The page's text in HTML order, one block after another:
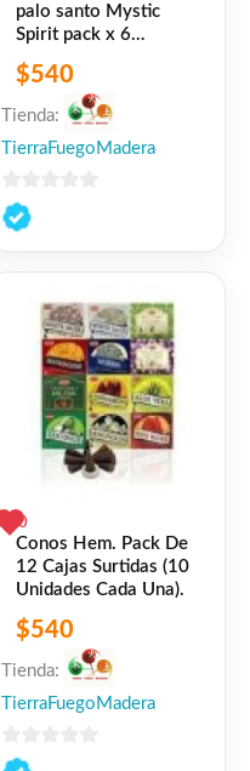
palo santo Mystic
Spirit pack x 6
$540
Tienda:
TierraFuegoMadera
0
de
0
Conos Hem. Pack De
12 Cajas Surtidas (10
Unidades Cada Una).
$540
Tienda:
TierraFuegoMadera
0